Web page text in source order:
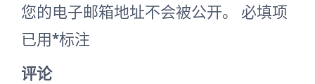
您的电子邮箱地址不会被公开。
必填项
已用*标注
评论